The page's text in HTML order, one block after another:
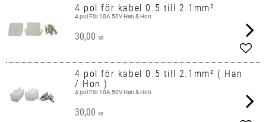
4 pol för kabel 0.5 till 2.1mm²
4 pol För 10A 50V Han & Hon
30,00 KR
4 pol för kabel 0.5 till 2.1mm² ( Han
/ Hon )
4 pol För 10A 50V Han & Hon
30,00 KR